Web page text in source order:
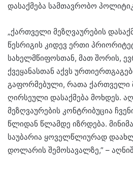
დასაქმება სამთავრობო
„ქართველი მეზღვაურების
წესრიგის კიდევ ერთი
სახელმწიფოსთან, მათ შორის,
ქვეყანასთან აქვს
გაფორმებული, რათა ქართველი
ღირსეული დასაქმება მოხდეს.
მეზღვაურების კონტრიბუცია
წლიდან წლამდე იზრდება.
საუბარია ყოველწლიურად
დოლარის შემოსავალზე,” –